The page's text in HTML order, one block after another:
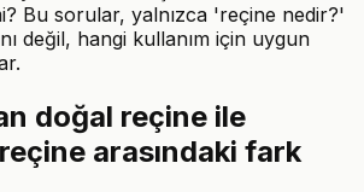
Bu sorular, yalnızca 'reçine nedir?'
değil, hangi kullanım için uygun
doğal reçine ile
arasındaki fark